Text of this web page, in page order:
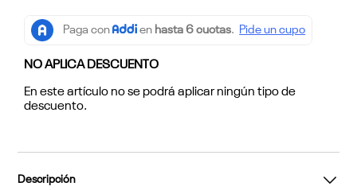
NO APLICA DESCUENTO
En este artículo no se podrá aplicar ningún tipo de
descuento.
Descripción